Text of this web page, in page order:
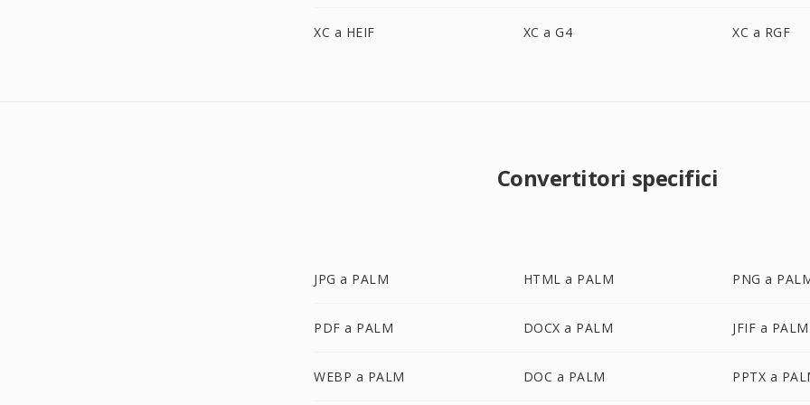
XC a HEIF XC a G4 XC a RGF
Convertitori specifici
JPG a PALM HTML a PALM PNG a
PDF a PALM DOCX a PALM JFIF a PALM
WEBP a PALM DOC a PALM PPTX a